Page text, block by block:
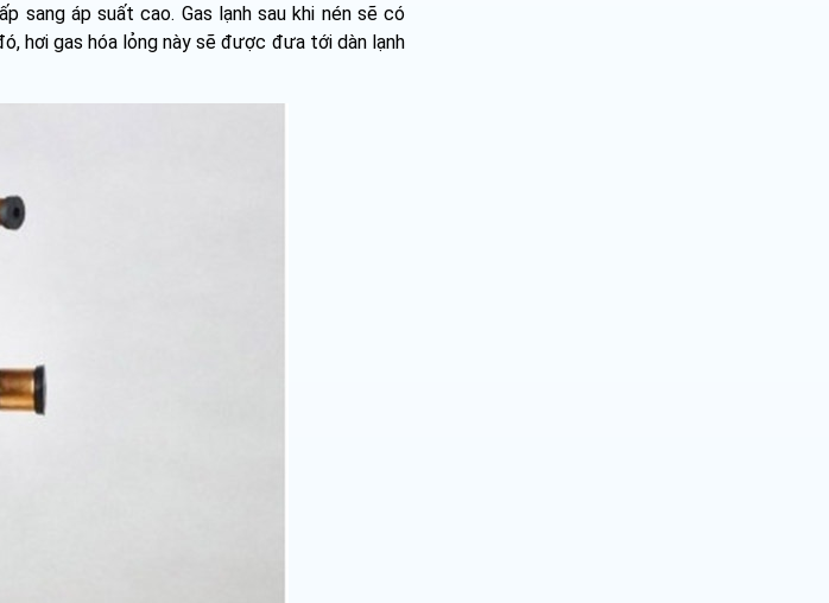
sang áp suất cao. Gas lạnh sau khi nén sẽ có
hơi gas hóa lỏng này sẽ được đưa tới dàn lạnh